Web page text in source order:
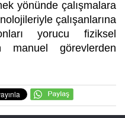
yönünde çalışmalara
çalışanlarına
yorucu fiziksel
manuel görevlerden